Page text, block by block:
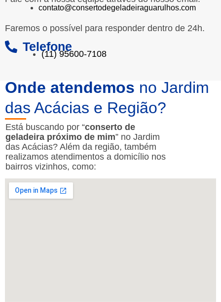
contato@consertodegeladeiraguarulhos.com
Faremos o possível para responder dentro de 24h.
Telefone
(11) 95600-7108
Onde atendemos no Jardim
das Acácias e Região?
Está buscando por “conserto de
geladeira próximo de mim” no Jardim
das Acácias? Além da região, também
realizamos atendimentos a domicílio nos
bairros vizinhos, como: